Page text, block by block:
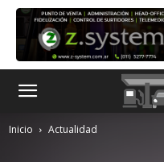
Inicio Actualidad